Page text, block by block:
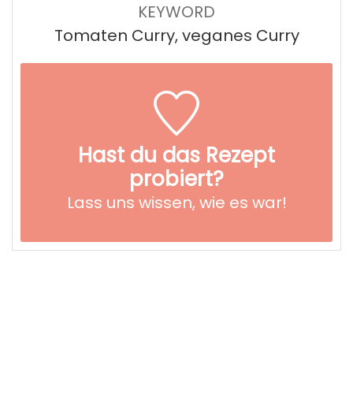
KEYWORD
Tomaten Curry, veganes Curry
Hast du das Rezept
probiert?
Lass uns wissen, wie es war!